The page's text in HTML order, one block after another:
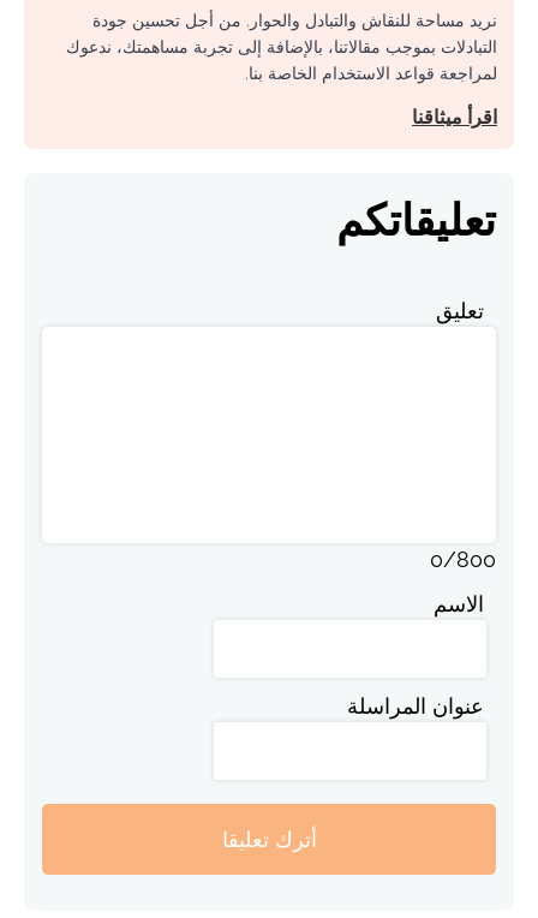
نريد مساحة للنقاش والتبادل والحوار. من أجل تحسين جودة
التبادلات بموجب مقالاتنا، بالإضافة إلى تجربة مساهمتك، ندعوك
لمراجعة قواعد الاستخدام الخاصة بنا.
اقرأ ميثاقنا
تعليقاتكم
تعليق
0/800
الاسم
عنوان المراسلة
أترك تعليقا